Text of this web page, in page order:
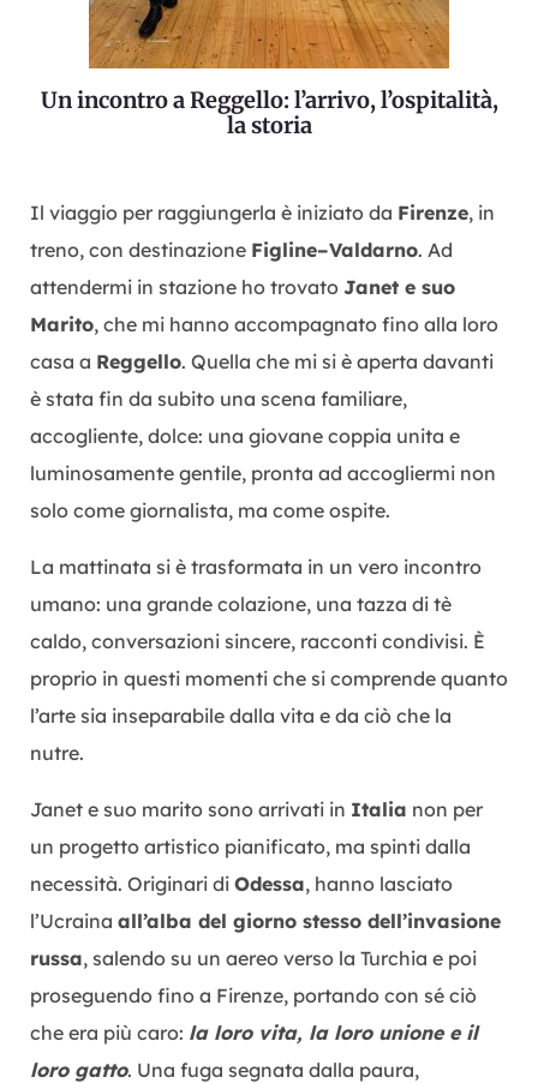
Un incontro a Reggello: l’arrivo, l’ospitalità,
la storia
Il viaggio per raggiungerla è iniziato da Firenze, in
treno, con destinazione Figline–Valdarno. Ad
attendermi in stazione ho trovato Janet e suo
Marito, che mi hanno accompagnato fino alla loro
casa a Reggello. Quella che mi si è aperta davanti
è stata fin da subito una scena familiare,
accogliente, dolce: una giovane coppia unita e
luminosamente gentile, pronta ad accogliermi non
solo come giornalista, ma come ospite.
La mattinata si è trasformata in un vero incontro
umano: una grande colazione, una tazza di tè
caldo, conversazioni sincere, racconti condivisi. È
proprio in questi momenti che si comprende quanto
l’arte sia inseparabile dalla vita e da ciò che la
nutre.
Janet e suo marito sono arrivati in Italia non per
un progetto artistico pianificato, ma spinti dalla
necessità. Originari di Odessa, hanno lasciato
l’Ucraina all’alba del giorno stesso dell’invasione
russa, salendo su un aereo verso la Turchia e poi
proseguendo fino a Firenze, portando con sé ciò
che era più caro: la loro vita, la loro unione e il
loro gatto. Una fuga segnata dalla paura,